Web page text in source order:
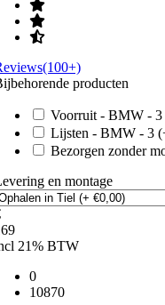
producten
Voorruit - BMW - 3
Lijsten - BMW - 3
Bezorgen zonder
en montage
21% BTW
0
10870